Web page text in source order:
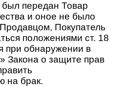
передан Товар
и оное не было
Покупатель
положениями ст. 18
при обнаружении в
Закона о защите прав
на брак.